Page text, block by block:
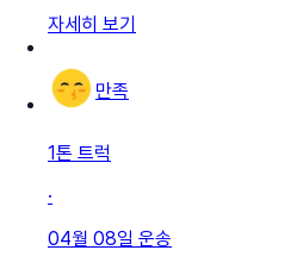
자세히 보기
만족
1톤 트럭
·
04월 08일 운송